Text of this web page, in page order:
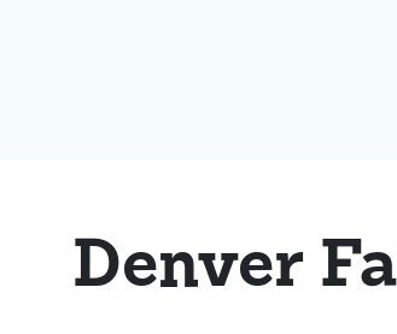
Denver